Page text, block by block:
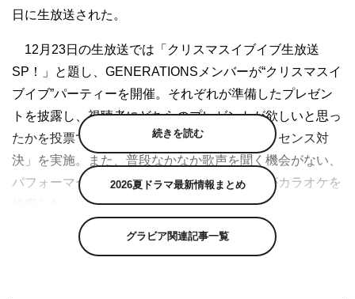
日に生放送された。
12月23日の生放送では「クリスマスイブイブ生放送
SP！」と題し、GENERATIONSメンバーが“クリスマスイ
ブイブ”パーティーを開催。それぞれが準備したプレゼン
トを披露し、視聴者にどちらのプレゼントが欲しいと思っ
たかを投票で決定する「クリスマスプレゼントセンス対
決」を実施。また、普段なかなか歌声を聞く機会がない、
パフォーマーの白濱亜嵐、小森隼、中務裕太がカラオケを
そして、スペシャルゲストとして、力士の貴景勝と貴源
続きを読む
2026夏ドラマ最新情報まとめ
グラビア関連記事一覧